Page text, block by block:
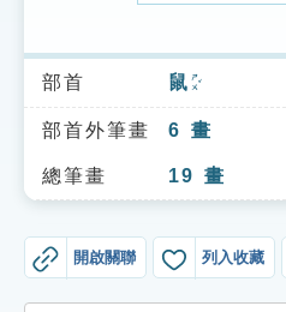
索引選單
知識索引
單字索引
部首 鼠 ㄕㄨˇ
部首外筆畫 6 畫
總筆畫 19 畫
開啟關聯 列入收藏